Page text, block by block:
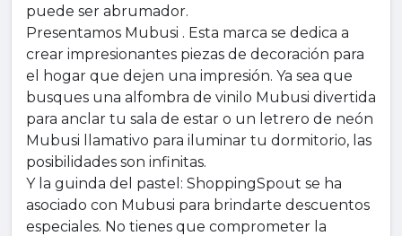
puede ser abrumador.
Presentamos Mubusi . Esta marca se dedica a
crear impresionantes piezas de decoración para
el hogar que dejen una impresión. Ya sea que
busques una alfombra de vinilo Mubusi divertida
para anclar tu sala de estar o un letrero de neón
Mubusi llamativo para iluminar tu dormitorio, las
posibilidades son infinitas.
Y la guinda del pastel: ShoppingSpout se ha
asociado con Mubusi para brindarte descuentos
especiales. No tienes que comprometer la